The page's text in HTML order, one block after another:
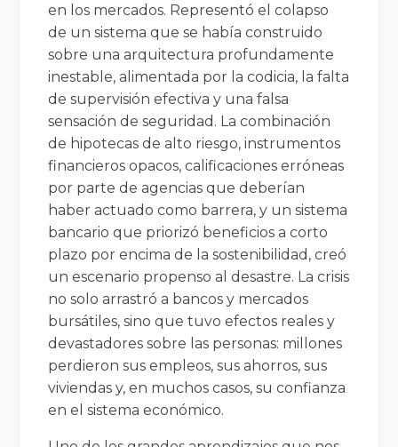
en los mercados. Representó el colapso
de un sistema que se había construido
sobre una arquitectura profundamente
inestable, alimentada por la codicia, la falta
de supervisión efectiva y una falsa
sensación de seguridad. La combinación
de hipotecas de alto riesgo, instrumentos
financieros opacos, calificaciones erróneas
por parte de agencias que deberían
haber actuado como barrera, y un sistema
bancario que priorizó beneficios a corto
plazo por encima de la sostenibilidad, creó
un escenario propenso al desastre. La crisis
no solo arrastró a bancos y mercados
bursátiles, sino que tuvo efectos reales y
devastadores sobre las personas: millones
perdieron sus empleos, sus ahorros, sus
viviendas y, en muchos casos, su confianza
en el sistema económico.